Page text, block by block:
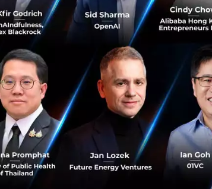
ในด้านจำนวน active
ถสั่ง scale up ให้อยู่ใน Tier
ดตซอฟแวร์ต่างๆ Azure มี
ว และด้านความปลอดภัย